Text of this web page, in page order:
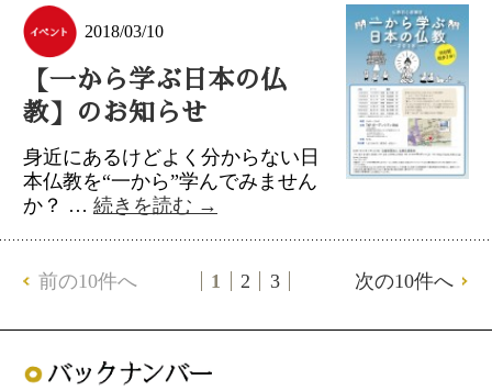
2018/03/10
【一から学ぶ日本の仏
教】のお知らせ
身近にあるけどよく分からない日
本仏教を“一から”学んでみません
か？ … 続きを読む →
前の10件へ 次の10件へ
1 2 3